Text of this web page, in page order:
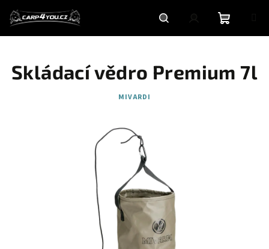
obsah
HledatPřihlášeníNákupní
košík
Skládací vědro Premium 7l
MIVARDI